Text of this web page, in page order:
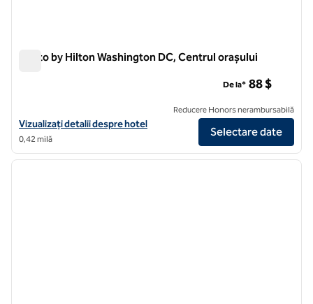
Motto by Hilton Washington DC, Centrul orașului
Vizualizați detaliile hotelului pentru Motto by Hilton Washington DC
Vizualizați detalii despre hotel
0,42 milă
De la* 88 $
Reducere Honors nerambursabilă
Selectare date
1/12
1 din 12